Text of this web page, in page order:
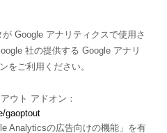
Google アナリティクスで使用さ
社の提供する Google アナリ
をご利用ください。
ウト アドオン：
gaoptout
Analyticsの広告向けの機能」を有